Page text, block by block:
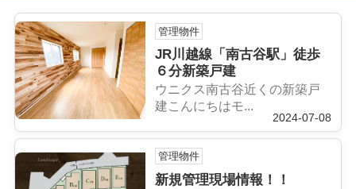
管理物件
JR川越線「南古谷駅」徒歩
６分新築戸建
ウニクス南古谷近くの新築戸
建こんにちはモ...
2024-07-08
管理物件
新規管理現場情報！！